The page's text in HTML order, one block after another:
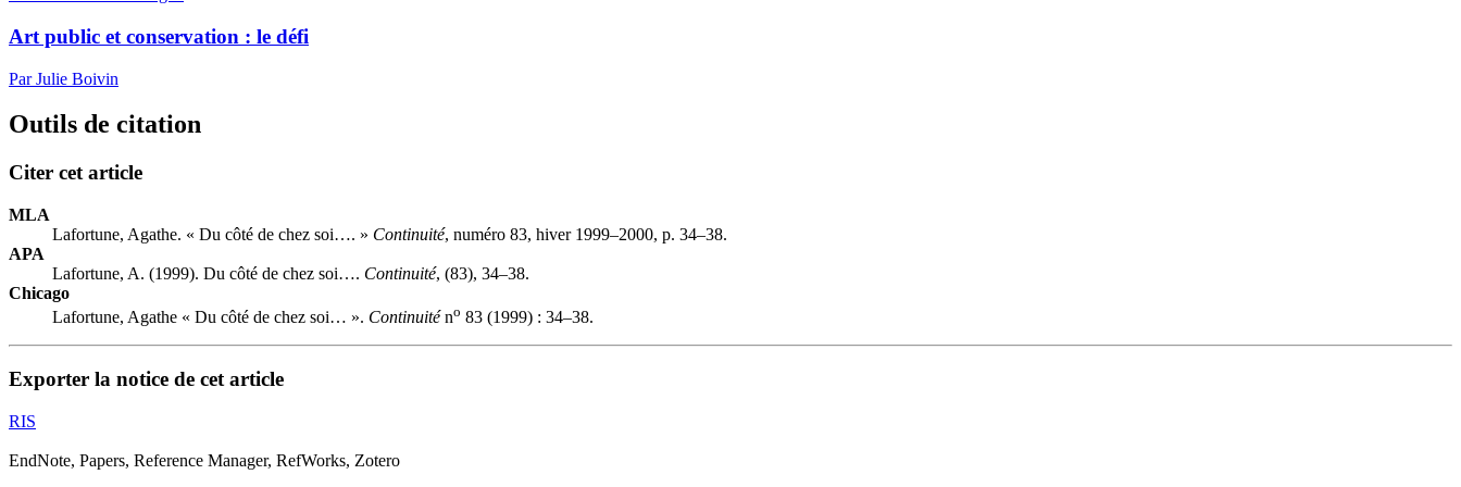
Art public et conservation : le défi
Par Julie Boivin
Outils de citation
Citer cet article
MLA
Lafortune, Agathe. « Du côté de chez soi…. » Continuité, numéro 83, hiver 1999–2000, p. 34–38.
APA
Lafortune, A. (1999). Du côté de chez soi…. Continuité, (83), 34–38.
Chicago
Lafortune, Agathe « Du côté de chez soi… ». Continuiténo 83 (1999) : 34–38.
Exporter la notice de cet article
RIS
EndNote, Papers, Reference Manager, RefWorks, Zotero